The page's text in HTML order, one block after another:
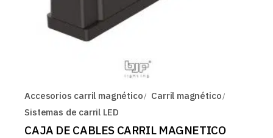
Accesorios carril magnético
Carril magnético
Sistemas de carril LED
CAJA DE CABLES CARRIL MAGNETICO